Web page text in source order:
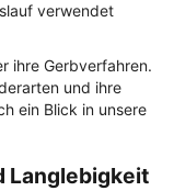
verwendet
ihre Gerbverfahren.
und ihre
ein Blick in unsere
Langlebigkeit